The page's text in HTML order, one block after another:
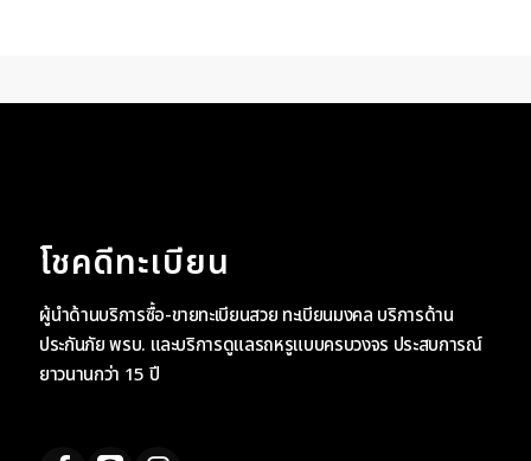
โชคดีทะเบียน
ผู้นำด้านบริการซื้อ-ขายทะเบียนสวย ทะเบียนมงคล บริการด้าน
ประกันภัย พรบ. และบริการดูแลรถหรูแบบครบวงจร ประสบการณ์
ยาวนานกว่า 15 ปี